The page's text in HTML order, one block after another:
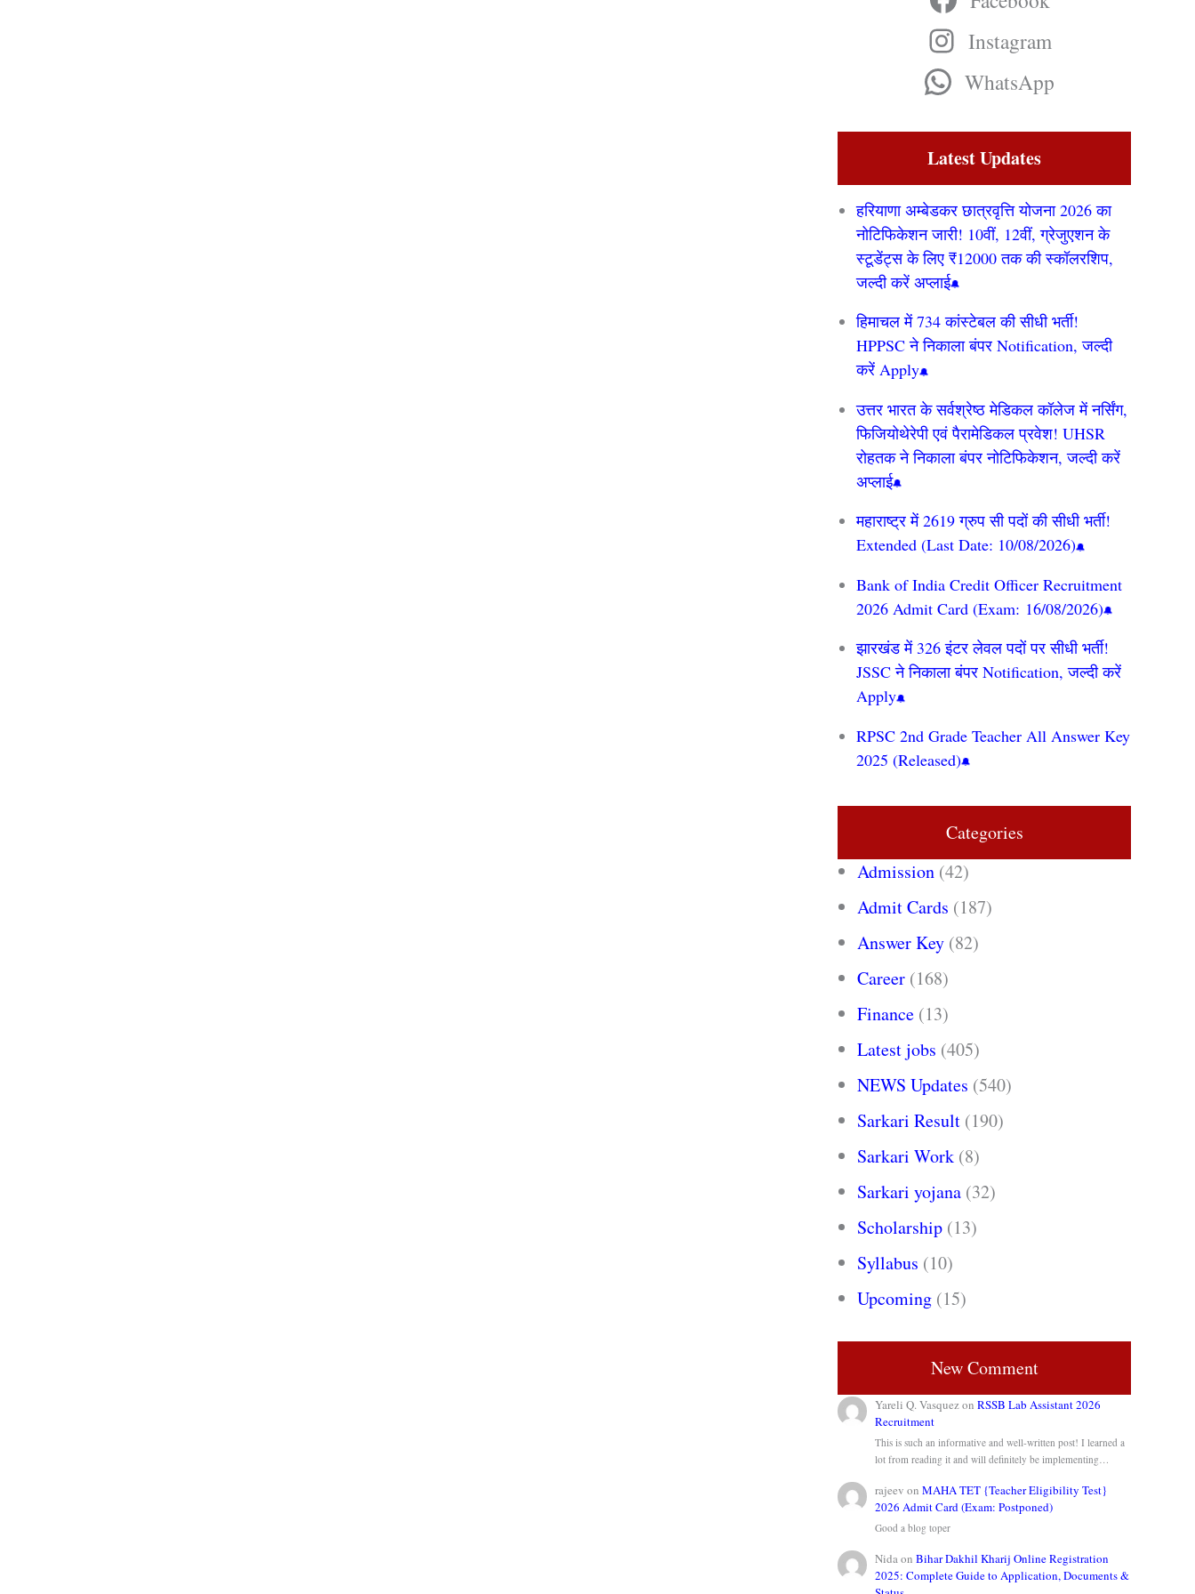
Instagram
WhatsApp
Latest Updates
हरियाणा अम्बेडकर छात्रवृत्ति योजना 2026 का
नोटिफिकेशन जारी! 10वीं, 12वीं, ग्रेजुएशन के
स्टूडेंट्स के लिए ₹12000 तक की स्कॉलरशिप,
जल्दी करें अप्लाई
हिमाचल में 734 कांस्टेबल की सीधी भर्ती!
HPPSC ने निकाला बंपर Notification, जल्दी
करें Apply
उत्तर भारत के सर्वश्रेष्ठ मेडिकल कॉलेज में नर्सिंग,
फिजियोथेरेपी एवं पैरामेडिकल प्रवेश! UHSR
रोहतक ने निकाला बंपर नोटिफिकेशन, जल्दी करें
अप्लाई
महाराष्ट्र में 2619 ग्रुप सी पदों की सीधी भर्ती!
Extended (Last Date: 10/08/2026)
Bank of India Credit Officer Recruitment
2026 Admit Card (Exam: 16/08/2026)
झारखंड में 326 इंटर लेवल पदों पर सीधी भर्ती!
JSSC ने निकाला बंपर Notification, जल्दी करें
Apply
RPSC 2nd Grade Teacher All Answer Key
2025 (Released)
Categories
Admission (42)
Admit Cards (187)
Answer Key (82)
Career (168)
Finance (13)
Latest jobs (405)
NEWS Updates (540)
Sarkari Result (190)
Sarkari Work (8)
Sarkari yojana (32)
Scholarship (13)
Syllabus (10)
Upcoming (15)
New Comment
Yareli Q. VasquezonRSSB Lab Assistant 2026
Recruitment
This is such an informative and well-written post! I learned a
lot from reading it and will definitely be implementing…
rajeev onMAHA TET {Teacher Eligibility Test}
2026 Admit Card (Exam: Postponed)
Good a blog toper
NidaonBihar Dakhil Kharij Online Registration
2025: Complete Guide to Application, Documents &